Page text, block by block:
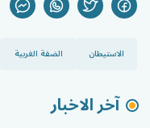
الاستيطان الضفة الغربية
آخر الاخبار